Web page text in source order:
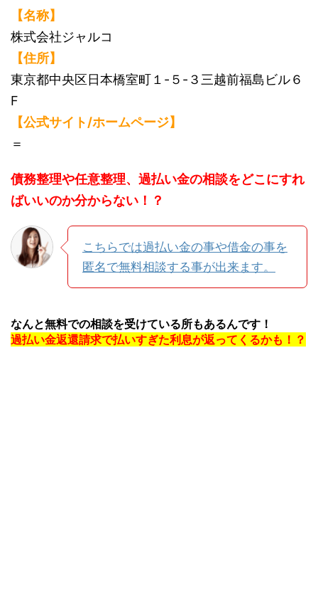
【名称】
株式会社ジャルコ
【住所】
東京都中央区日本橋室町１-５-３三越前福島ビル６
F
【公式サイト/ホームページ】
＝
債務整理や任意整理、過払い金の相談をどこにすれ
ばいいのか分からない！？
こちらでは過払い金の事や借金の事を
匿名で無料相談する事が出来ます。
なんと無料での相談を受けている所もあるんです！
過払い金返還請求で払いすぎた利息が返ってくるかも！？